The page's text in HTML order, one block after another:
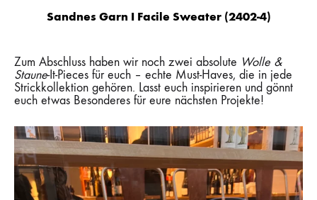
Sandnes Garn I Facile Sweater (2402-4)
Zum Abschluss haben wir noch zwei absolute Wolle &
Staune-It-Pieces für euch – echte Must-Haves, die in jede
Strickkollektion gehören. Lasst euch inspirieren und gönnt
euch etwas Besonderes für eure nächsten Projekte!